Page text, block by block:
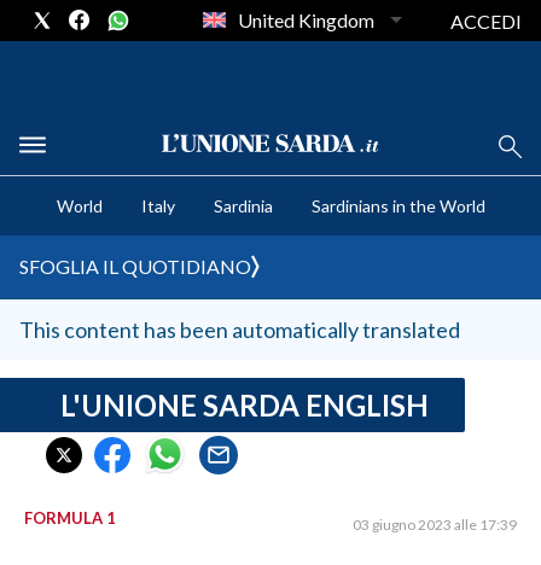
CRONACA SARDEGNA
CAGLIARI
SULCIS IGLESIENTE
MEDIO CAMPIDANO
SASSARI E PROVINCIA
GALLURA
NUORO E PROVINCIA
United Kingdom ACCEDI
World Italy Sardinia Sardinians in the World
SFOGLIA IL QUOTIDIANO
This content has been automatically translated
L'UNIONE SARDA ENGLISH
FORMULA 1 03 giugno 2023 alle 17:39